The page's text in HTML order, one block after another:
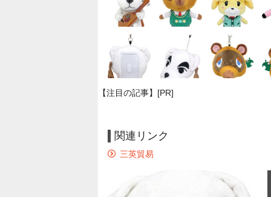
【注目の記事】[PR]
関連リンク
三英貿易